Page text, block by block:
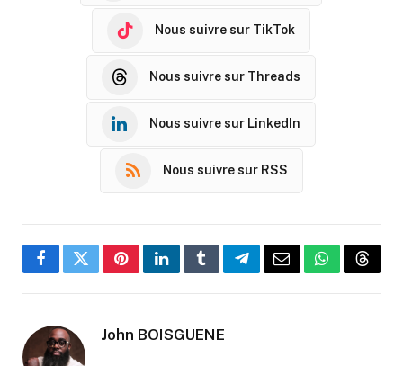
Nous suivre sur TikTok
Nous suivre sur Threads
Nous suivre sur LinkedIn
Nous suivre sur RSS
FacebookTwitterPinterestLinkedInTumblrTelegramEmailWhatsApp
John BOISGUENE